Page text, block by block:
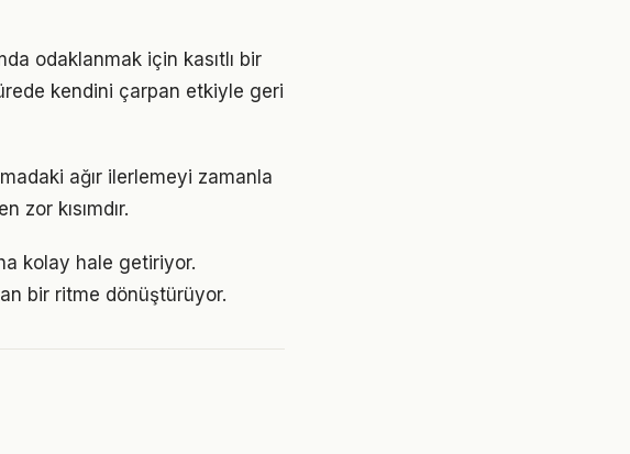
odaklanmak için kasıtlı bir
kendini çarpan etkiyle geri
ağır ilerlemeyi zamanla
zor kısımdır.
kolay hale getiriyor.
bir ritme dönüştürüyor.